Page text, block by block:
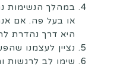
במהלך הנשימות
או בעל פה. אם
היא דרך נהדרת
נציין לעצמנו
שימו לב לרגשות